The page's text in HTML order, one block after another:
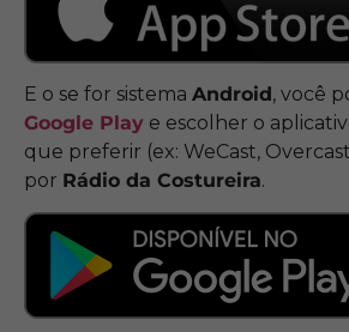
E o se for sistema Android, você
Google Play e escolher o
que preferir (ex: WeCast,
por Rádio da Costureira.